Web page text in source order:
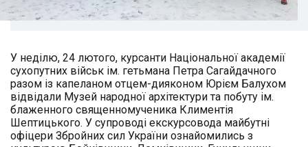
У неділю, 24 лютого, курсанти Національної академії
сухопутних військ ім. гетьмана Петра Сагайдачного
разом із капеланом отцем-дияконом Юрієм Балухом
відвідали Музей народної архітектури та побуту ім.
блаженного священномученика Климентія
Шептицького. У супроводі екскурсовода майбутні
офіцери Збройних сил України ознайомились з